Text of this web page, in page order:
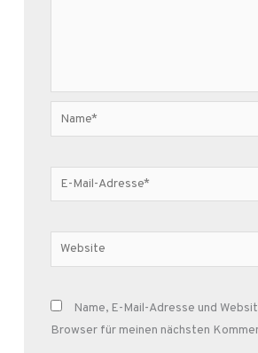
Name*
E-
Mail-
Website
Name, E-Mail-Adresse und
Browser für meinen nächsten